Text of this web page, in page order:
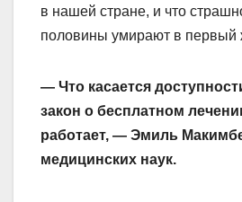
в нашей стране, и что
половины умирают в первый
— Что касается
закон о бесплатном
работает, — Эмиль
медицинских наук.